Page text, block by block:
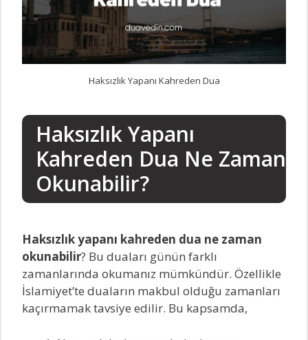
Haksızlık Yapanı Kahreden Dua
Haksızlık Yapanı
Kahreden Dua Ne Zaman
Okunabilir?
Haksızlık yapanı kahreden dua ne zaman
okunabilir? Bu duaları günün farklı
zamanlarında okumanız mümkündür. Özellikle
İslamiyet’te duaların makbul olduğu zamanları
kaçırmamak tavsiye edilir. Bu kapsamda,